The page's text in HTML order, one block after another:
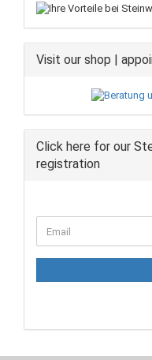
Visit our shop |
Click here for our
registration
TO
PAGE
Email